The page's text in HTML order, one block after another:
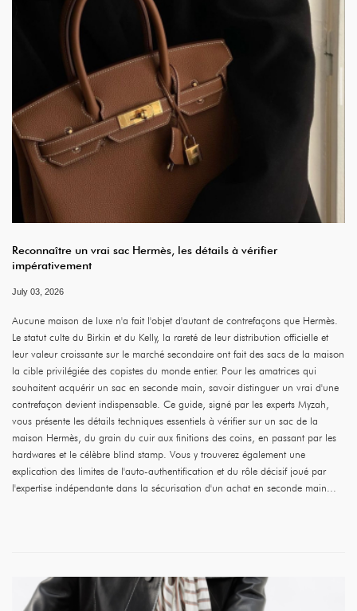
Reconnaître un vrai sac Hermès, les détails à vérifier
impérativement
July 03, 2026
Aucune maison de luxe n'a fait l'objet d'autant de contrefaçons que Hermès.
Le statut culte du Birkin et du Kelly, la rareté de leur distribution officielle et
leur valeur croissante sur le marché secondaire ont fait des sacs de la maison
la cible privilégiée des copistes du monde entier. Pour les amatrices qui
souhaitent acquérir un sac en seconde main, savoir distinguer un vrai d'une
contrefaçon devient indispensable. Ce guide, signé par les experts Myzah,
vous présente les détails techniques essentiels à vérifier sur un sac de la
maison Hermès, du grain du cuir aux finitions des coins, en passant par les
hardwares et le célèbre blind stamp. Vous y trouverez également une
explication des limites de l'auto-authentification et du rôle décisif joué par
l'expertise indépendante dans la sécurisation d'un achat en seconde main...